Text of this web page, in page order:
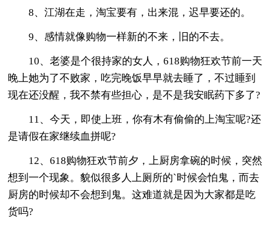
8、江湖在走，淘宝要有，出来混，迟早要还的。
9、感情就像购物一样新的不来，旧的不去。
10、老婆是个很持家的女人，618购物狂欢节前一天
晚上她为了不败家，吃完晚饭早早就去睡了，不过睡到
现在还没醒，我不禁有些担心，是不是我安眠药下多了?
11、今天，即使上班，你有木有偷偷的上淘宝呢?还
是请假在家继续血拼呢?
12、618购物狂欢节前夕，上厨房拿碗的时候，突然
想到一个现象。貌似很多人上厕所的`时候会怕鬼，而去
厨房的时候却不会想到鬼。这难道就是因为大家都是吃
货吗?